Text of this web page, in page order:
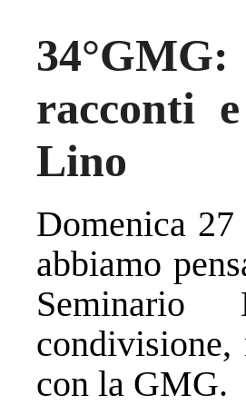
racconti
Lino
Domenica
abbiamo
Seminario
condivisione,
con la GMG.